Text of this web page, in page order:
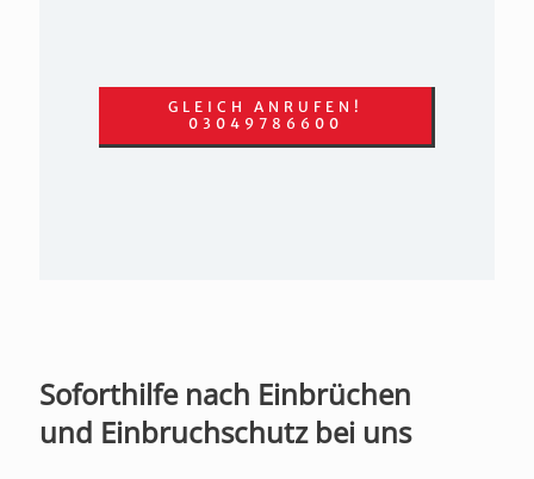
GLEICH ANRUFEN!
03049786600
Soforthilfe nach Einbrüchen
und Einbruchschutz bei uns